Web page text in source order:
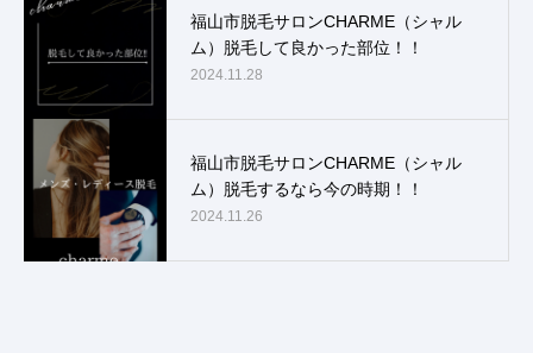
福山市脱毛サロンCHARME（シャル
ム）脱毛して良かった部位！！
2024.11.28
福山市脱毛サロンCHARME（シャル
ム）脱毛するなら今の時期！！
2024.11.26